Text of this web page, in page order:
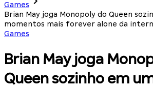
Games
Brian May joga Monopoly do Queen
momentos mais forever alone da
Games
Brian May joga
Queen sozinho em